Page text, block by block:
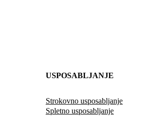
USPOSABLJANJE
Strokovno usposabljanje
Spletno usposabljanje